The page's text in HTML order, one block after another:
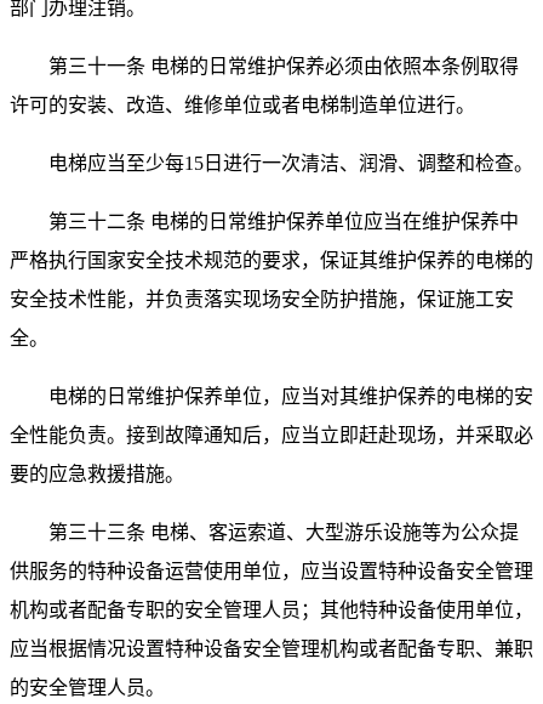
部门办理注销。
第三十一条 电梯的日常维护保养必须由依照本条例取得
许可的安装、改造、维修单位或者电梯制造单位进行。
电梯应当至少每15 日进行一次清洁、润滑、调整和检查。
第三十二条 电梯的日常维护保养单位应当在维护保养中
严格执行国家安全技术规范的要求，保证其维护保养的电梯的
安全技术性能，并负责落实现场安全防护措施，保证施工安
全。
电梯的日常维护保养单位，应当对其维护保养的电梯的安
全性能负责。接到故障通知后，应当立即赶赴现场，并采取必
要的应急救援措施。
第三十三条 电梯、客运索道、大型游乐设施等为公众提
供服务的特种设备运营使用单位，应当设置特种设备安全管理
机构或者配备专职的安全管理人员；其他特种设备使用单位，
应当根据情况设置特种设备安全管理机构或者配备专职、兼职
的安全管理人员。